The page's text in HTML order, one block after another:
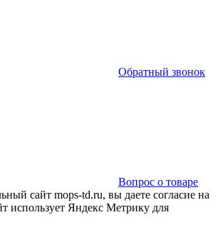
Обратный звонок
Вопрос о товаре
сайт mops-td.ru, вы даете согласие на
использует Яндекс Метрику для